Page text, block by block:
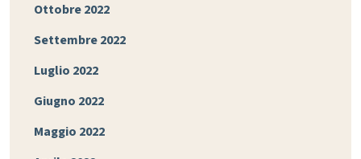
Ottobre 2022
Settembre 2022
Luglio 2022
Giugno 2022
Maggio 2022